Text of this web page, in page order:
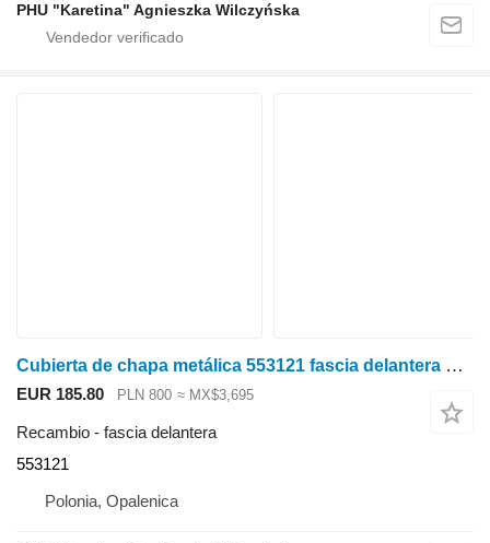
PHU "Karetina" Agnieszka Wilczyńska
Cubierta de chapa metálica 553121 fascia delantera para Claas Tucano 320 cosechadora de cereales
EUR 185.80 PLN 800 ≈ MX$3,695
Recambio - fascia delantera
553121
Polonia, Opalenica